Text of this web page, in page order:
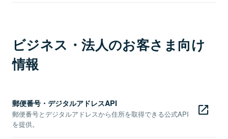
ビジネス・法人のお客さま向け
情報
郵便番号・デジタルアドレスAPI
郵便番号とデジタルアドレスから住所を取得できる公式API
を提供。